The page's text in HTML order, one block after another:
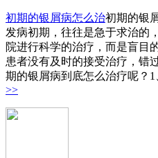
初期的银屑病怎么治初期的银
发病初期，往往是急于求治的
院进行科学的治疗，而是盲目
患者没有及时的接受治疗，错
期的银屑病到底怎么治疗呢？
>>